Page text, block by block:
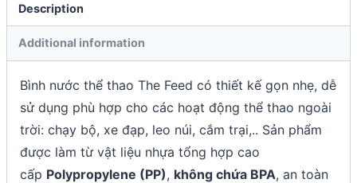
Description
Additional information
Bình nước thể thao The Feed có thiết kế gọn nhẹ, dễ
sử dụng phù hợp cho các hoạt động thể thao ngoài
trời: chạy bộ, xe đạp, leo núi, cắm trại,.. Sản phẩm
được làm từ vật liệu nhựa tổng hợp cao
cấp Polypropylene (PP), không chứa BPA, an toàn